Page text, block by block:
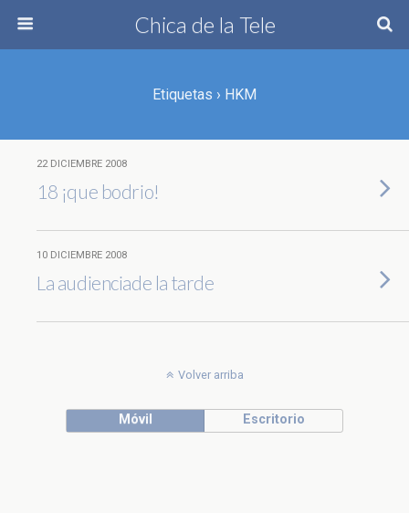
Chica de la Tele
Etiquetas › HKM
22 DICIEMBRE 2008
18 ¡que bodrio!
10 DICIEMBRE 2008
La audienciade la tarde
Volver arriba
Móvil Escritorio